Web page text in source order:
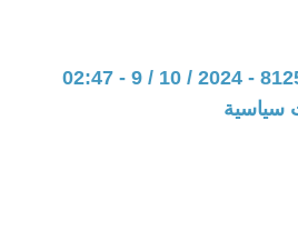
سياسية